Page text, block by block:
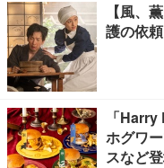
【風、
護の依
「
ホグワ
スなど